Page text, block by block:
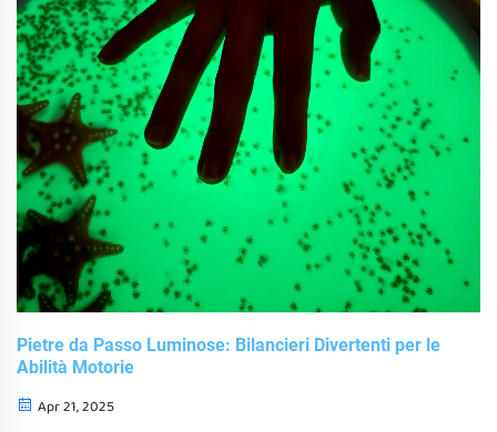
Pietre da Passo Luminose: Bilancieri Divertenti per le
Abilità Motorie
Apr 21, 2025